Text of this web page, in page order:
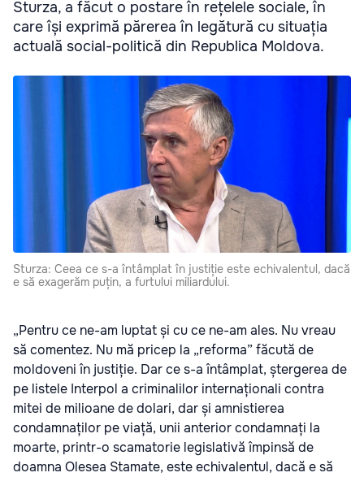
Sturza, a făcut o postare în rețelele sociale, în
care își exprimă părerea în legătură cu situația
actuală social-politică din Republica Moldova.
Sturza: Ceea ce s-a întâmplat în justiție este echivalentul, dacă
e să exagerăm puțin, a furtului miliardului.
„Pentru ce ne-am luptat și cu ce ne-am ales. Nu vreau
să comentez. Nu mă pricep la „reforma” făcută de
moldoveni în justiție. Dar ce s-a întâmplat, ștergerea de
pe listele Interpol a criminalilor internaționali contra
mitei de milioane de dolari, dar și amnistierea
condamnaților pe viață, unii anterior condamnați la
moarte, printr-o scamatorie legislativă împinsă de
doamna Olesea Stamate, este echivalentul, dacă e să